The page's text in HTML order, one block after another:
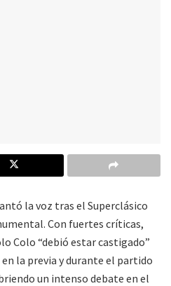
la voz tras el Superclásico
Con fuertes críticas,
Colo “debió estar castigado”
la previa y durante el partido
un intenso debate en el